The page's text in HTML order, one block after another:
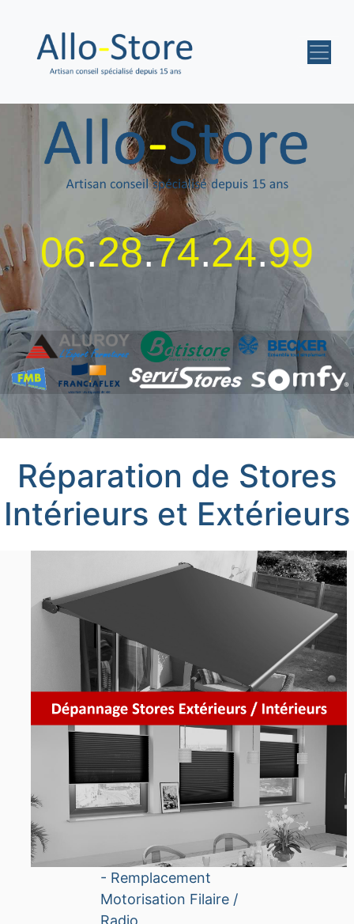
06.28.74.24.99
Réparation de Stores
Intérieurs et Extérieurs
- Remplacement
Motorisation Filaire /
Radio